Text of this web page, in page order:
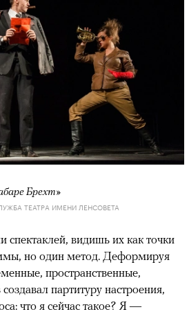
Брехт»
ТЕАТРА ИМЕНИ ЛЕНСОВЕТА
спектаклей, видишь их как точки
но один метод. Деформируя
пространственные,
партитуру настроения,
что я сейчас такое? Я —